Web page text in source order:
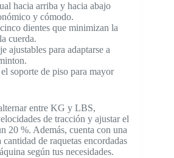
hacia arriba y hacia abajo
y cómodo.
dientes que minimizan la
cuerda.
ajustables para adaptarse a
soporte de piso para mayor
entre KG y LBS,
de tracción y ajustar el
20 %. Además, cuenta con una
de raquetas encordadas
según tus necesidades.